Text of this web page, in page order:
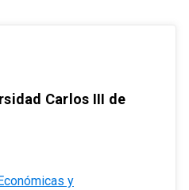
Carlos III de
y